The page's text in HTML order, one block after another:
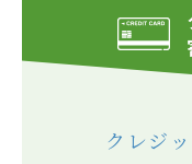
クレジ